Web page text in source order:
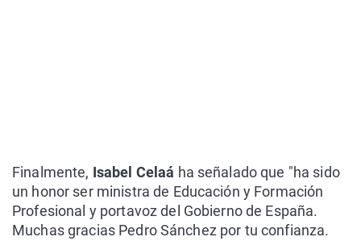
Finalmente, Isabel Celaá ha señalado que "ha sido
un honor ser ministra de Educación y Formación
Profesional y portavoz del Gobierno de España.
Muchas gracias Pedro Sánchez por tu confianza.